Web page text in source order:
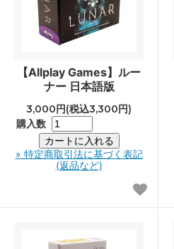
【Allplay Games】ルー
ナー 日本語版
3,000円(税込3,300円)
購入数
» 特定商取引法に基づく表記
(返品など)